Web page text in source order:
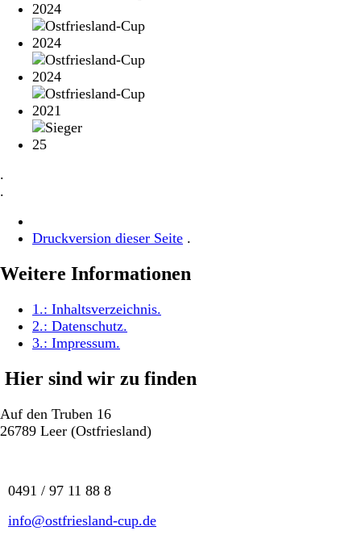
.
.
Druckversion dieser Seite .
Weitere Informationen
1.: Inhaltsverzeichnis.
2.: Datenschutz.
3.: Impressum.
Hier sind wir zu finden
Auf den Truben 16
26789 Leer (Ostfriesland)
0491 / 97 11 88 8
info@ostfriesland-cup.de